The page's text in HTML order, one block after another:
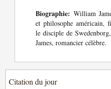
Biographie: William
et philosophe américain,
le disciple de
James, romancier célèbre.
Citation du jour